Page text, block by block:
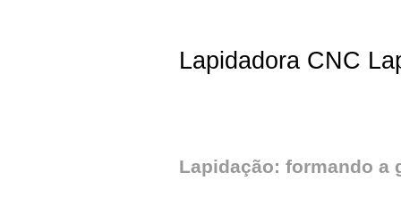
Lapidadora CNC
Lapidação: formando a